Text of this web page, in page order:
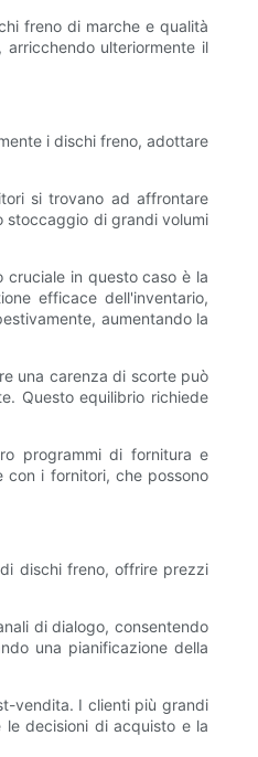
freno di marche e qualità
ulteriormente il
i dischi freno, adottare
si trovano ad affrontare
stoccaggio di grandi volumi
in questo caso è la
efficace dell'inventario,
aumentando la
una carenza di scorte può
Questo equilibrio richiede
programmi di fornitura e
con i fornitori, che possono
dischi freno, offrire prezzi
di dialogo, consentendo
una pianificazione della
vendita. I clienti più grandi
decisioni di acquisto e la